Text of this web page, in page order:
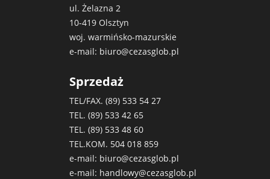
ul. Żelazna 2
10-419 Olsztyn
woj. warmińsko-mazurskie
e-mail: biuro@cezasglob.pl
Sprzedaż
TEL/FAX. (89) 533 54 27
TEL. (89) 533 42 65
TEL. (89) 533 48 60
TEL.KOM. 504 018 859
e-mail: biuro@cezasglob.pl
e-mail: handlowy@cezasglob.pl